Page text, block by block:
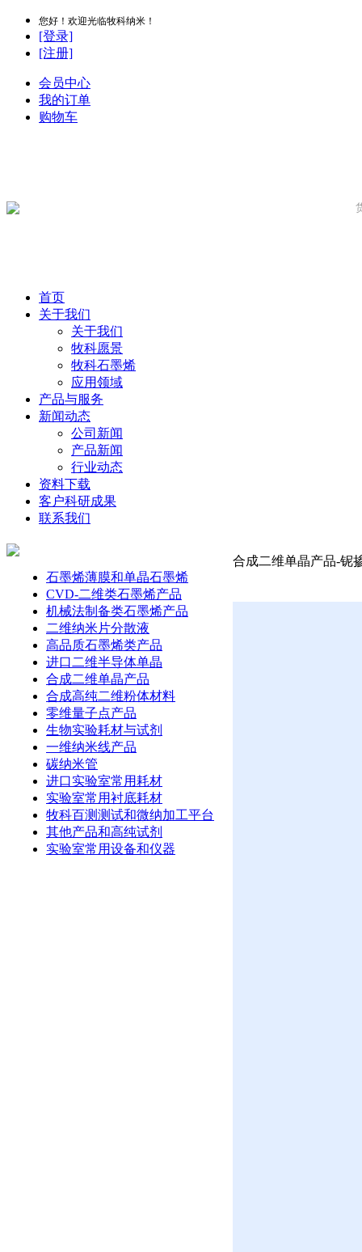
您好！欢迎光临牧科纳米！
[登录]
[注册]
会员中心
我的订单
购物车
首页
关于我们
关于我们
牧科愿景
牧科石墨烯
应用领域
产品与服务
新闻动态
公司新闻
产品新闻
行业动态
资料下载
客户科研成果
联系我们
石墨烯薄膜和单晶石墨烯
CVD-二维类石墨烯产品
机械法制备类石墨烯产品
二维纳米片分散液
高品质石墨烯类产品
进口二维半导体单晶
合成二维单晶产品
合成高纯二维粉体材料
零维量子点产品
生物实验耗材与试剂
一维纳米线产品
碳纳米管
进口实验室常用耗材
实验室常用衬底耗材
牧科百测测试和微纳加工平台
其他产品和高纯试剂
实验室常用设备和仪器
合成二维单晶产品-铌